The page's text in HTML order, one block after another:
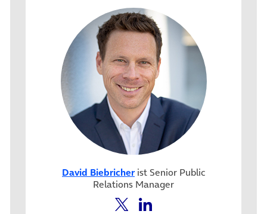
David Biebricher ist Senior Public
Relations Manager